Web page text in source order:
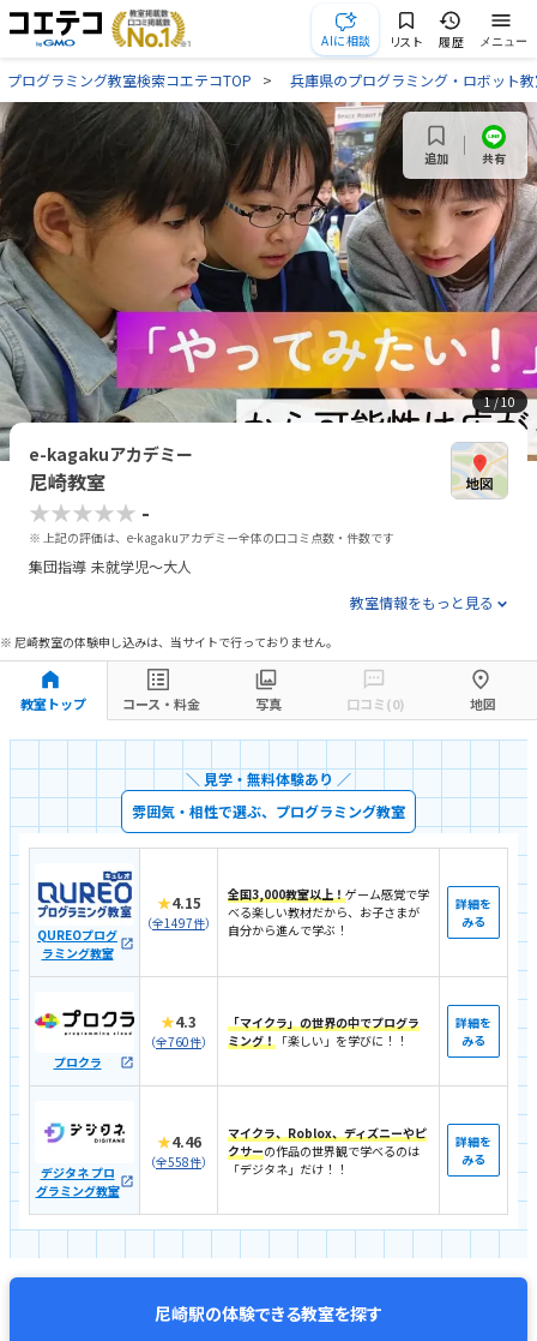
AIに相談 リスト 履歴 メニュー
プログラミング教室検索コエテコTOP 兵庫県のプログラミング・ロボット
1/ 10
追加 共有
e-kagakuアカデミー
尼崎教室
★★★★★ -
※ 上記の評価は、e-kagakuアカデミー全体の口コミ点数・件数です
集団指導 未就学児～大人
教室情報をもっと見る
※ 尼崎教室の体験申し込みは、当サイトで行っておりません。
教室トップ コース・料金 写真 口コミ(0) 地図
＼ 見学・無料体験あり ／
雰囲気・相性で選ぶ、プログラミング教室
QUREOプログ
ラミング教室
★4.15
（全1497件）
全国3,000教室以上！ゲーム感覚で学
べる楽しい教材だから、お子さまが
自分から進んで学ぶ！
詳細を
みる
プロクラ
★4.3
（全760件）
「マイクラ」の世界の中でプログラ
ミング！
「楽しい」を学びに！！
詳細を
みる
デジタネ プロ
グラミング教室
★4.46
（全558件）
マイクラ、Roblox、ディズニーやピ
クサーの作品の世界観で学べるのは
「デジタネ」だけ！！
詳細を
みる
尼崎駅の体験できる教室を探す